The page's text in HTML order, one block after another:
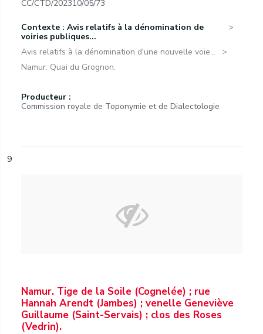
CC/CTD/202310/05/73
Contexte : Avis relatifs à la dénomination de
voiries publiques...
Avis relatifs à la dénomination d'une nouvelle voie...
Namur. Quai du Grognon.
Producteur :
Commission royale de Toponymie et de Dialectologie
9
Namur. Tige de la Soile (Cognelée) ; rue
Hannah Arendt (Jambes) ; venelle Geneviève
Guillaume (Saint-Servais) ; clos des Roses
(Vedrin).